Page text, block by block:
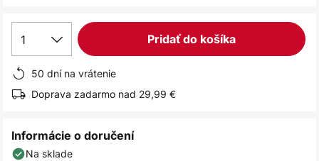
1 Pridať do košíka
50 dní na vrátenie
Doprava zadarmo nad 29,99 €
Informácie o doručení
Na sklade